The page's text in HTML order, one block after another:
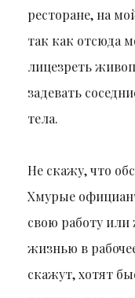
ресторане, на
так как отсюда
лицезреть
задевать
тела.
Не скажу, что
Хмурые
свою работу или
жизнью в
скажут, хотят